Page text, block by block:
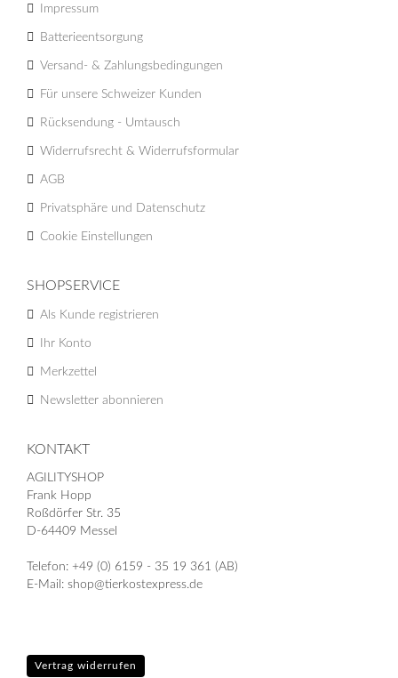
Impressum
Batterieentsorgung
Versand- & Zahlungsbedingungen
Für unsere Schweizer Kunden
Rücksendung - Umtausch
Widerrufsrecht & Widerrufsformular
AGB
Privatsphäre und Datenschutz
Cookie Einstellungen
SHOPSERVICE
Als Kunde registrieren
Ihr Konto
Merkzettel
Newsletter abonnieren
KONTAKT
AGILITYSHOP
Frank Hopp
Roßdörfer Str. 35
D-64409 Messel
Telefon: +49 (0) 6159 - 35 19 361 (AB)
E-Mail: shop@tierkostexpress.de
Vertrag widerrufen